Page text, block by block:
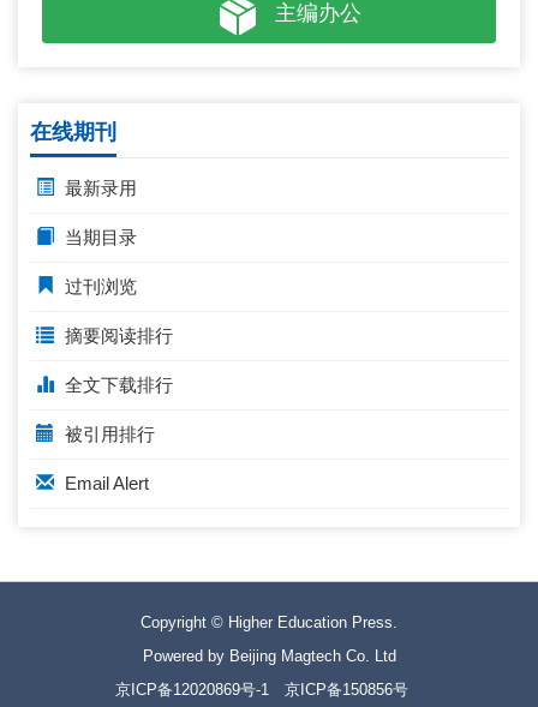
主编办公
在线期刊
最新录用
当期目录
过刊浏览
摘要阅读排行
全文下载排行
被引用排行
Email Alert
Copyright © Higher Education Press.
Powered by Beijing Magtech Co. Ltd
京ICP备12020869号-1
京ICP备150856号